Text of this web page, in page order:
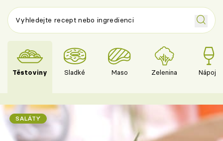
Těstoviny Sladké Maso Zelenina Nápoje
SALÁTY